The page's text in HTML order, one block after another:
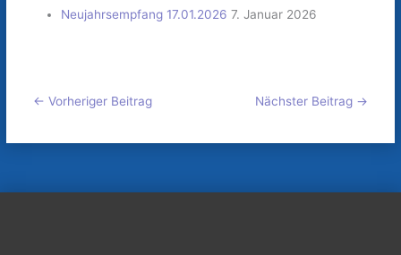
Neujahrsempfang 17.01.2026 7. Januar 2026
← Vorheriger Beitrag Nächster Beitrag →